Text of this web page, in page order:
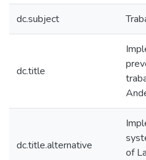
dc.subject
dc.title
dc.title.alternative
of